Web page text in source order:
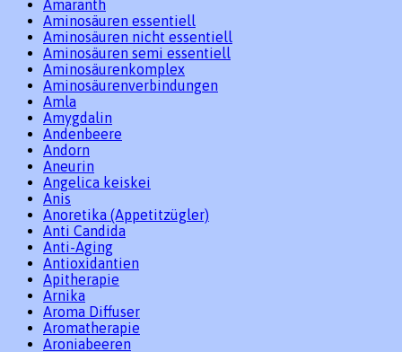
Amaranth
Aminosäuren essentiell
Aminosäuren nicht essentiell
Aminosäuren semi essentiell
Aminosäurenkomplex
Aminosäurenverbindungen
Amla
Amygdalin
Andenbeere
Andorn
Aneurin
Angelica keiskei
Anis
Anoretika (Appetitzügler)
Anti Candida
Anti-Aging
Antioxidantien
Apitherapie
Arnika
Aroma Diffuser
Aromatherapie
Aroniabeeren